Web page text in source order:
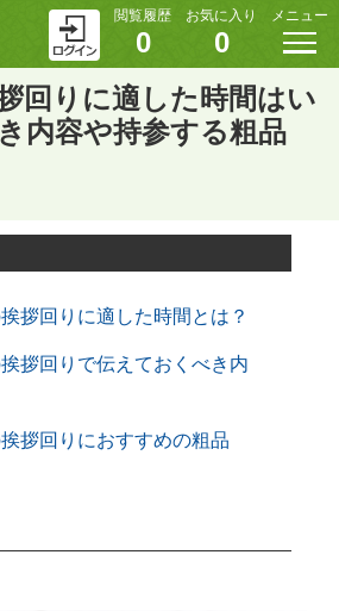
閲覧履歴
0
お気に入り
0
メニュー
回りに適した時間はい
内容や持参する粗品
拶回りに適した時間とは？
拶回りで伝えておくべき内
拶回りにおすすめの粗品